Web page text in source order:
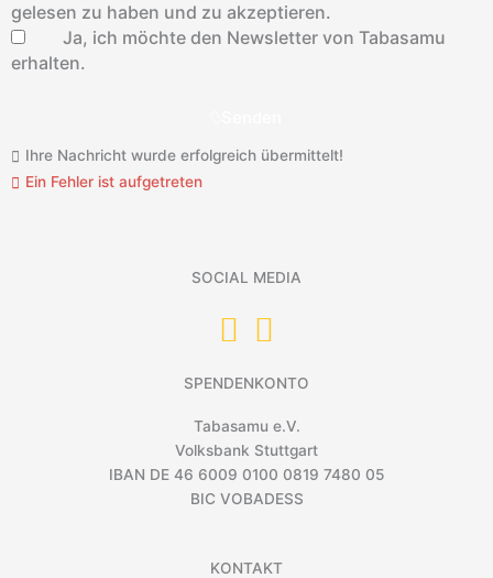
gelesen zu haben und zu akzeptieren.
Ja, ich möchte den Newsletter von Tabasamu
erhalten.
Ihre Nachricht wurde erfolgreich übermittelt!
Ein Fehler ist aufgetreten
SOCIAL MEDIA
SPENDENKONTO
Tabasamu e.V.
Volksbank Stuttgart
IBAN DE 46 6009 0100 0819 7480 05
BIC VOBADESS
KONTAKT